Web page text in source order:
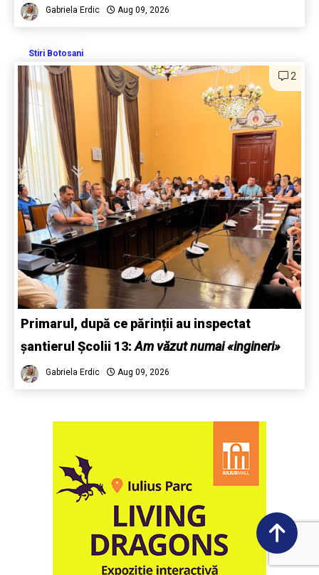
Gabriela Erdic Aug 09, 2026
Stiri Botosani
2
Primarul, după ce părinții au inspectat
șantierul Școlii 13:Am văzut numai «ingineri»
Gabriela Erdic Aug 09, 2026